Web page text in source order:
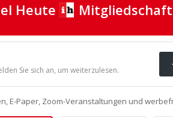
Heute Mitgliedschaft
Sie sich an, um weiterzulesen.
E-Paper, Zoom-Veranstaltungen und